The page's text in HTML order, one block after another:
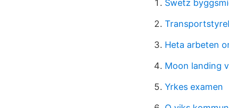
Swetz
Heta arbeten
Moon landing
Yrkes examen